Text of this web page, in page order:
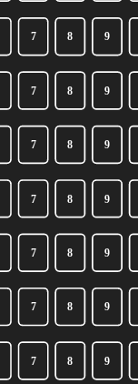
7 8 9
7 8 9
7 8 9
7 8 9
7 8 9
7 8 9
7 8 9